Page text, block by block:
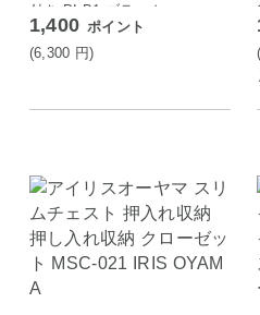
付き PI-B1 ブラック
1,400 ポイント
(6,300 円)